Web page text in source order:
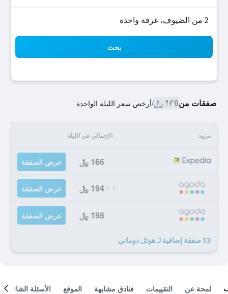
2 من الضيوف، غرفة واحدة
بحث
صفقات من166 ﷼ /أرخص سعر الليلة الواحدة
مزود الإجمالي في الليلة
166 ﷼ عرض الصفقة
194 ﷼ عرض الصفقة
198 ﷼ عرض الصفقة
13 صفقة إضافية لـ هوتل دوماني
لمحة عن التقييمات فنادق مشابهة الموقع الأسئلة الشائعة